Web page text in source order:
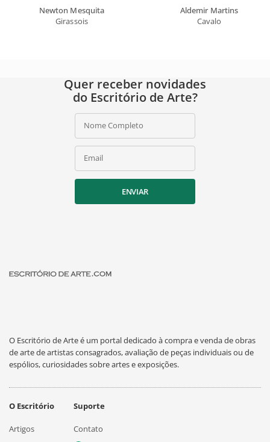
Newton Mesquita
Girassois
Aldemir Martins
Cavalo
Quer receber novidades
do Escritório de Arte?
Nome Completo
Email
ENVIAR
O Escritório de Arte é um portal dedicado à compra e venda de obras
de arte de artistas consagrados, avaliação de peças individuais ou de
espólios, curiosidades sobre artes e exposições.
O Escritório
Artigos
Suporte
Contato